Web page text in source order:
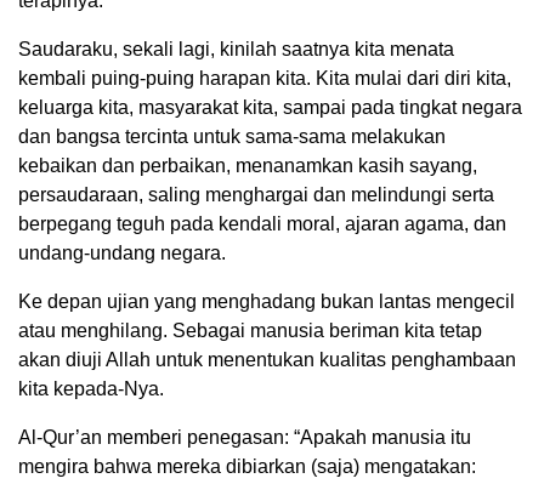
Saudaraku, sekali lagi, kinilah saatnya kita menata
kembali puing-puing harapan kita. Kita mulai dari diri kita,
keluarga kita, masyarakat kita, sampai pada tingkat negara
dan bangsa tercinta untuk sama-sama melakukan
kebaikan dan perbaikan, menanamkan kasih sayang,
persaudaraan, saling menghargai dan melindungi serta
berpegang teguh pada kendali moral, ajaran agama, dan
undang-undang negara.
Ke depan ujian yang menghadang bukan lantas mengecil
atau menghilang. Sebagai manusia beriman kita tetap
akan diuji Allah untuk menentukan kualitas penghambaan
kita kepada-Nya.
Al-Qur’an memberi penegasan: “Apakah manusia itu
mengira bahwa mereka dibiarkan (saja) mengatakan: